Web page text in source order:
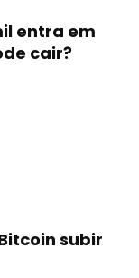
entra em
cair?
subir